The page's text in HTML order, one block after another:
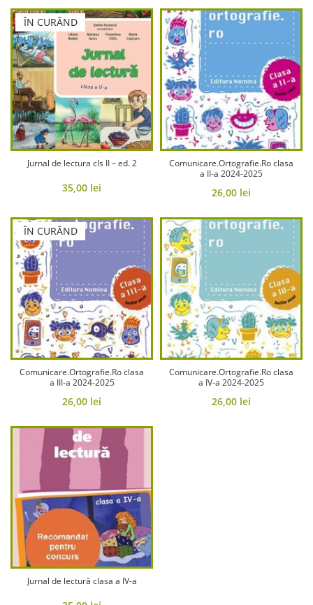
ÎN CURÂND
Jurnal de lectura cls II – ed. 2
35,00 lei
Comunicare.Ortografie.Ro clasa
a II-a 2024-2025
26,00 lei
ÎN CURÂND
Comunicare.Ortografie.Ro clasa
a III-a 2024-2025
26,00 lei
Comunicare.Ortografie.Ro clasa
a IV-a 2024-2025
26,00 lei
Jurnal de lectură clasa a IV-a